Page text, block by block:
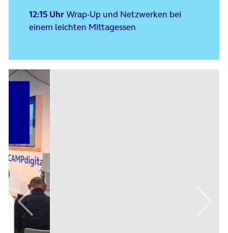
12:15 Uhr Wrap-Up und Netzwerken bei
einem leichten Mittagessen
Vorheriges Element